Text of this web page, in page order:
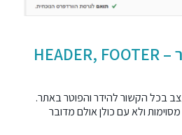
תוסף 9 – אלמנטור – HEADER, FOOTER
בכל הקשור להידר והפוטר באתר.
ולא עם כולן אולם מדובר